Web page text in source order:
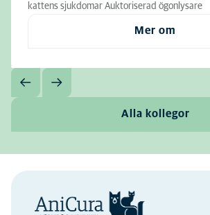
kattens sjukdomar Auktoriserad ögonlysare
Mer om
Alla kollegor